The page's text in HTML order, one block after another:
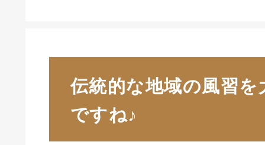
伝統的な地域の風習
ですね♪